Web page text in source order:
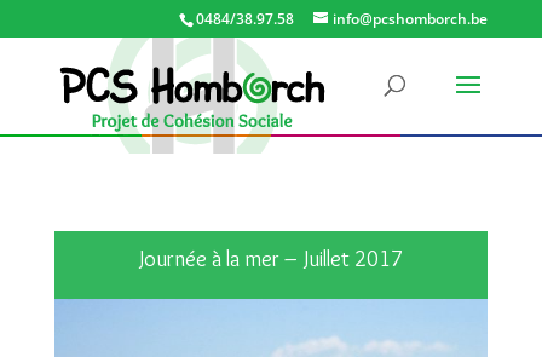
0484/38.97.58 info@pcshomborch.be
Journée à la mer – Juillet 2017